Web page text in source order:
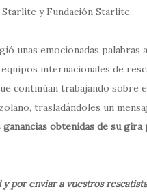
y Fundación Starlite.
unas emocionadas palabras
internacionales de
continúan trabajando sobre
trasladándoles un
obtenidas de su
por enviar a vuestros